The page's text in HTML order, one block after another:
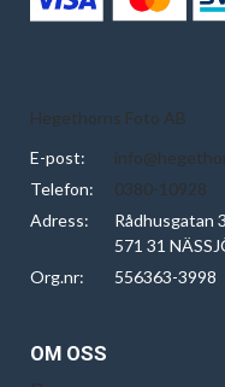
Hegethorns Foto AB
E-post:
Telefon:
0380-10928
Adress:
Rådhusgatan
571 31
Org.nr:
556363-3998
OM OSS